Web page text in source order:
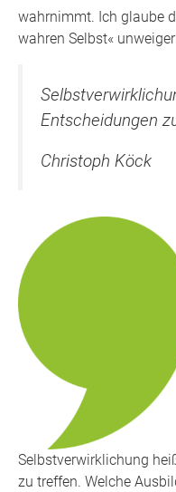
wahrnimmt. Ich glaube
wahren Selbst«
Entscheidungen
Christoph Köck
Selbstverwirklichung
zu treffen. Welche